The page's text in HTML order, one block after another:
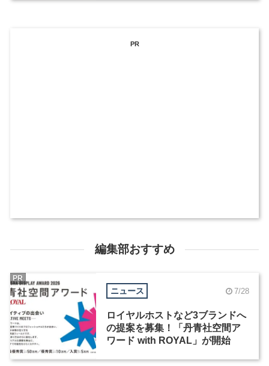
PR
編集部おすすめ
ニュース 7/28
ロイヤルホストなど3ブランドへ
の提案を募集！「丹青社空間ア
ワード with ROYAL」が開始
PR